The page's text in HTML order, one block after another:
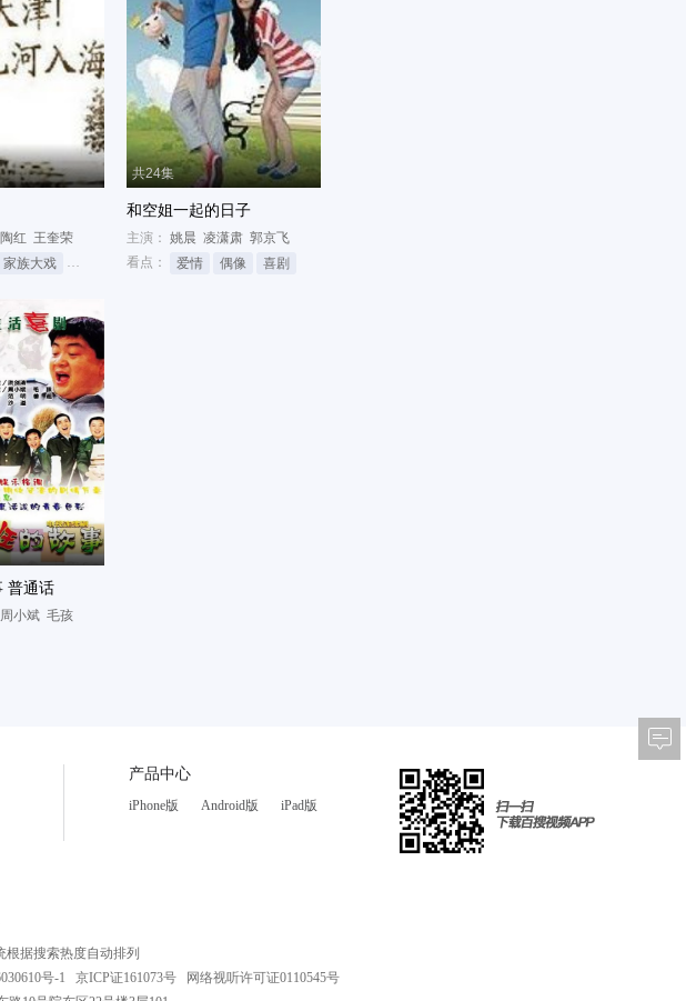
陶红 王奎荣
家族大戏 年代
共24集
和空姐一起的日子
主演： 姚晨 凌潇肃 郭京飞
看点：
爱情 偶像 喜剧
普通话
周小斌 毛孩
产品中心
iPhone版 Android版 iPad版
据搜索热度自动排列
号-1 京ICP证161073号
网络视听许可证0110545号